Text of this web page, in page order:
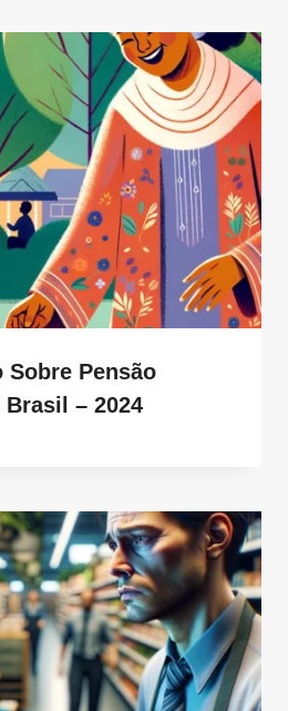
Sobre Pensão
– 2024